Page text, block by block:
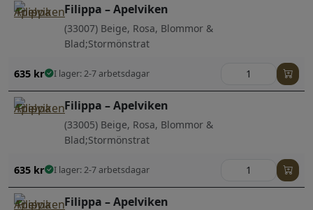
Filippa – Apelviken
(33007) Beige, Rosa, Blommor &
Blad;Stormönstrat
635 kr I lager: 2-7 arbetsdagar
Filippa – Apelviken
(33005) Beige, Rosa, Blommor &
Blad;Stormönstrat
635 kr I lager: 2-7 arbetsdagar
Filippa – Apelviken